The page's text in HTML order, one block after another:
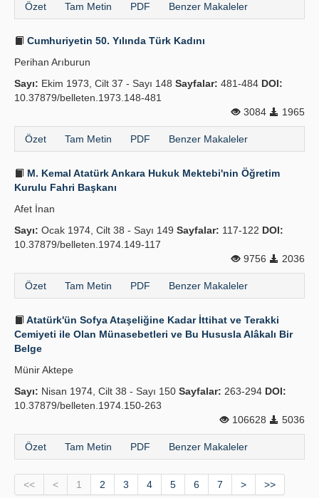
Özet Tam Metin PDF Benzer Makaleler
Cumhuriyetin 50. Yılında Türk Kadını
Perihan Arıburun
Sayı: Ekim 1973, Cilt 37 - Sayı 148 Sayfalar: 481-484 DOI:
10.37879/belleten.1973.148-481
3084
1965
Özet Tam Metin PDF Benzer Makaleler
M. Kemal Atatürk Ankara Hukuk Mektebi'nin Öğretim
Kurulu Fahri Başkanı
Afet İnan
Sayı: Ocak 1974, Cilt 38 - Sayı 149 Sayfalar: 117-122 DOI:
10.37879/belleten.1974.149-117
9756
2036
Özet Tam Metin PDF Benzer Makaleler
Atatürk'ün Sofya Ataşeliğine Kadar İttihat ve Terakki
Cemiyeti ile Olan Münasebetleri ve Bu Hususla Alâkalı Bir
Belge
Münir Aktepe
Sayı: Nisan 1974, Cilt 38 - Sayı 150 Sayfalar: 263-294 DOI:
10.37879/belleten.1974.150-263
106628
5036
Özet Tam Metin PDF Benzer Makaleler
<< < 1 2 3 4 5 6 7 > >>